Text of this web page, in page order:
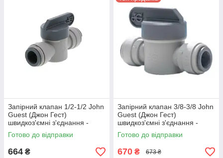
Запірний клапан 1/2-1/2 John
Guest (Джон Гест)
швидкоз'ємні з'єднання -
фітинги PISV0416S
Готово до відправки
664 ₴
Запірний клапан 3/8-3/8 John
Guest (Джон Гест)
швидкоз'ємні з'єднання -
фітинги PISV0412S
Готово до відправки
670 ₴ 673 ₴